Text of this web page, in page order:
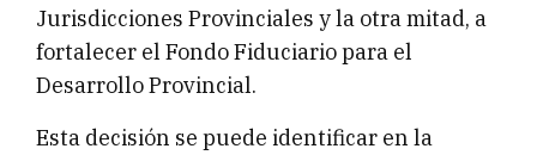
Jurisdicciones Provinciales y la otra mitad, a
fortalecer el Fondo Fiduciario para el
Desarrollo Provincial.
Esta decisión se puede identificar en la